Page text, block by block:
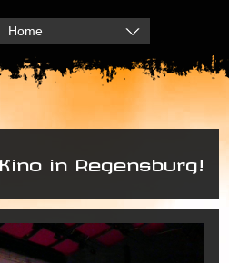
Home
in Regensburg!